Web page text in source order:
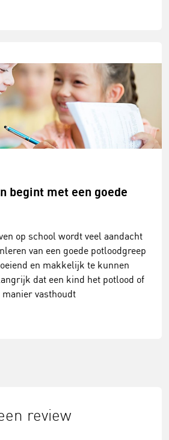
begint met een goede
op school wordt veel aandacht
van een goede potloodgreep
en makkelijk te kunnen
dat een kind het potlood of
manier vasthoudt
review